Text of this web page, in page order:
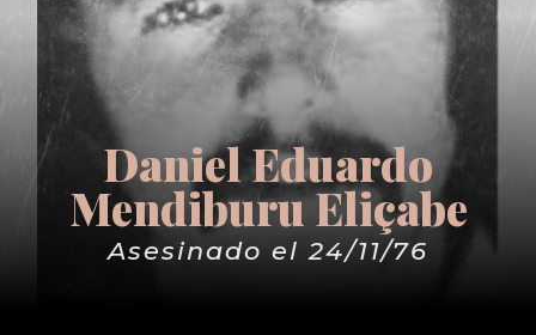
Daniel Eduardo
Mendiburu Eliçabe
Asesinado el 24/11/76